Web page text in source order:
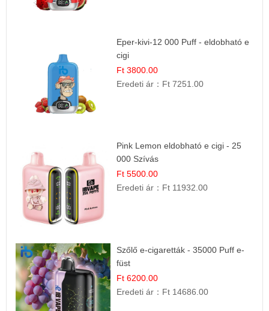
Eper-kivi-12 000 Puff - eldobható e
cigi
Ft 3800.00
Eredeti ár： Ft 7251.00
Pink Lemon eldobható e cigi - 25
000 Szívás
Ft 5500.00
Eredeti ár： Ft 11932.00
Szőlő e-cigaretták - 35000 Puff e-
füst
Ft 6200.00
Eredeti ár： Ft 14686.00